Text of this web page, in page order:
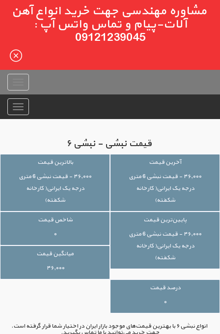
مشاوره مهندسی جهت خرید انواع آهن
آلات-پیام و تماس واتس آپ :
09121239045
قیمت نبشی - نبشی ۶
آخرین قیمت
۴۶,۰۰۰ - قیمت نبشی 6 متری
درجه یک ایرانی( کارخانه
شکفته)
بالاترین قیمت
۴۶,۰۰۰ - قیمت نبشی 6 متری
درجه یک ایرانی( کارخانه
شکفته)
پایین‌ترین قیمت
۴۶,۰۰۰ - قیمت نبشی 6 متری
درجه یک ایرانی( کارخانه
شکفته)
شاخص قیمت
۰
میانگین قیمت
۴۶,۰۰۰
درصد قیمت
۰
انواع نبشی ۶ با بهترین قیمت‌های موجود بازار ایران در اختیار شما قرار گرفته است.